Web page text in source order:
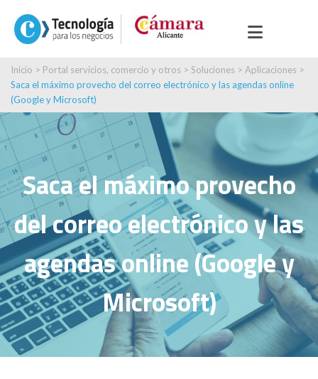
Inicio > Portal servicios, comercio y otros > Soluciones > Aplicaciones >
Saca el máximo provecho del correo electrónico y las agendas online
(Google y Microsoft)
Saca el máximo provecho
del correo electrónico y las
agendas online (Google y
Microsoft)